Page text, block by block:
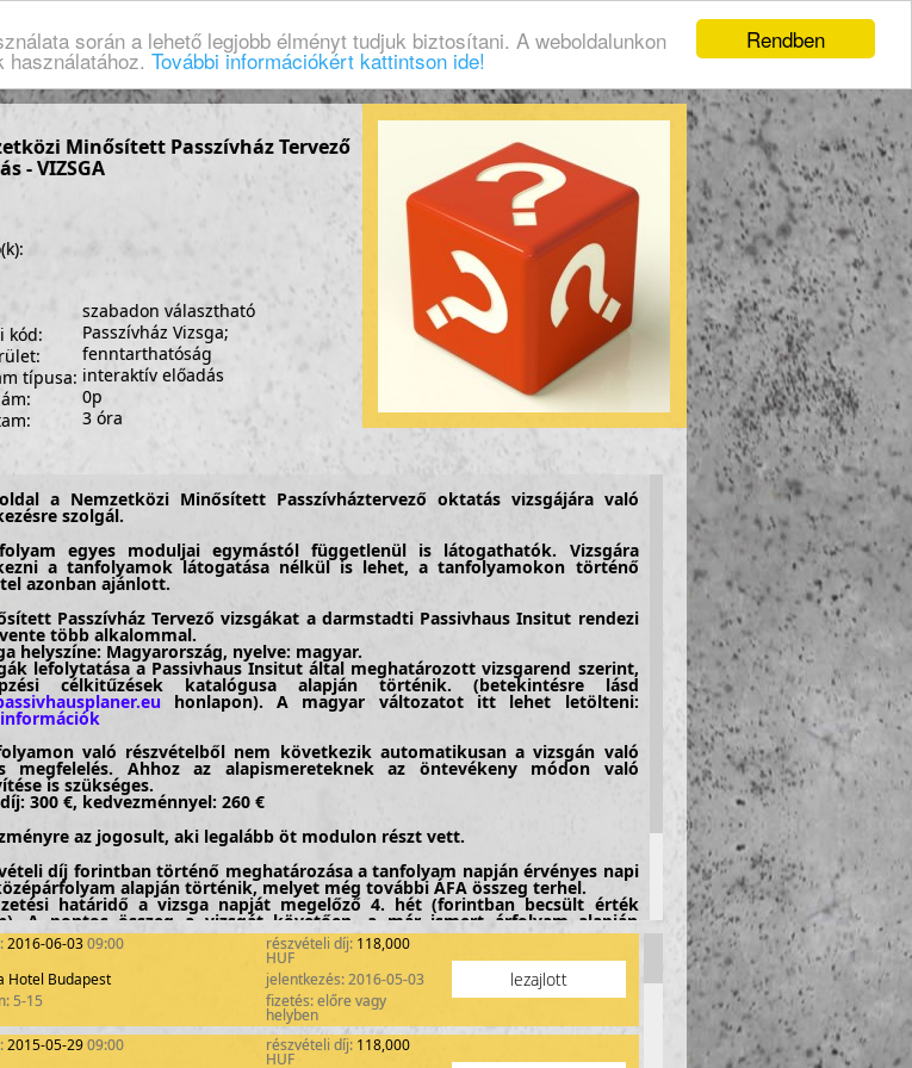
Rendben
során a lehető legjobb élményt tudjuk biztosítani. A weboldalunkon
További információkért kattintson ide!
Minősített Passzívház Tervező
- VIZSGA
szabadon választható
kód:
Passzívház Vizsga;
fenntarthatóság
típusa: interaktív előadás
0p
3 óra
a Nemzetközi Minősített Passzívháztervező oktatás vizsgájára való
szolgál.
egyes moduljai egymástól függetlenül is látogathatók. Vizsgára
a tanfolyamok látogatása nélkül is lehet, a tanfolyamokon történő
azonban ajánlott.
Passzívház Tervező vizsgákat a darmstadti Passivhaus Insitut rendezi
több alkalommal.
helyszíne: Magyarország, nyelve: magyar.
lefolytatása a Passivhaus Insitut által meghatározott vizsgarend szerint,
célkitűzések katalógusa alapján történik. (betekintésre lásd
honlapon). A magyar változatot itt lehet letölteni:
való részvételből nem következik automatikusan a vizsgán való
megfelelés. Ahhoz az alapismereteknek az öntevékeny módon való
is szükséges.
300 €, kedvezménnyel: 260 €
az jogosult, aki legalább öt modulon részt vett.
díj forintban történő meghatározása a tanfolyam napján érvényes napi
alapján történik, melyet még további ÁFAösszeg terhel.
határidő a vizsga napját megelőző 4. hét (forintban becsült érték
A pontos összeg a vizsgát követően, a már ismert árfolyam alapján
kerül. (utólagos befizetés, vagy visszautalás)
a következőket tartalmazza:
és a javítás költségeit
vizsga esetén az oklevél kiállítását, valamint a Minősített Passzívház
(http://www.passivhausplaner.eu) névjegyzékébe való felvételt.
2016-06-0309:00 részvételi díj:118,000
HUF
lezajlott
Hotel Budapest
jelentkezés: 2016-05-03
5-15
fizetés: előre vagy
helyben
2015-05-2909:00 részvételi díj:118,000
HUF